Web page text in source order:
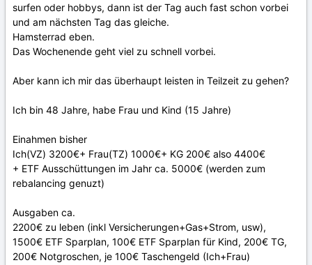
surfen oder hobbys, dann ist der Tag auch fast schon vorbei
und am nächsten Tag das gleiche.
Hamsterrad eben.
Das Wochenende geht viel zu schnell vorbei.
Aber kann ich mir das überhaupt leisten in Teilzeit zu gehen?
Ich bin 48 Jahre, habe Frau und Kind (15 Jahre)
Einahmen bisher
Ich(VZ) 3200€+ Frau(TZ) 1000€+ KG 200€ also 4400€
+ ETF Ausschüttungen im Jahr ca. 5000€ (werden zum
rebalancing genuzt)
Ausgaben ca.
2200€ zu leben (inkl Versicherungen+Gas+Strom, usw),
1500€ ETF Sparplan, 100€ ETF Sparplan für Kind, 200€ TG,
200€ Notgroschen, je 100€ Taschengeld (Ich+Frau)